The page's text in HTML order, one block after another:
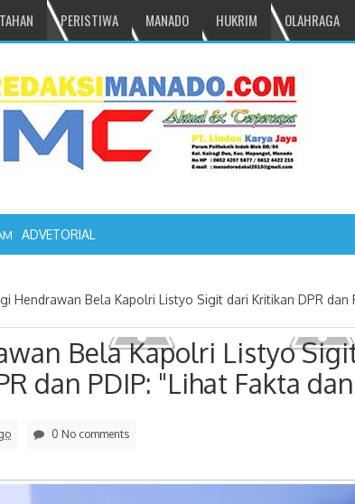
PERISTIWA MANADO HUKRIM OLAHRAGA
ADVETORIAL JONRU GANTIKAN MONO PIMPIN DPRD
Hendrawan Bela Kapolri Listyo Sigit dari Kritikan DPR dan
Bela Kapolri Listyo
dan PDIP: "Lihat Fakta
0 No comments